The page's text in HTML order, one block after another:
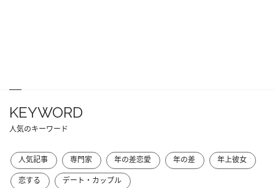
KEYWORD
人気のキーワード
人気記事 専門家 年の差恋愛 年の差
年上彼女
恋する
デート・カップル